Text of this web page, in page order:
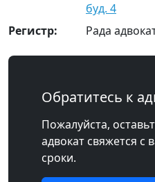
буд. 4
Регистр:
Рада
Обратитесь к
Пожалуйста,
адвокат свяжется с
сроки.